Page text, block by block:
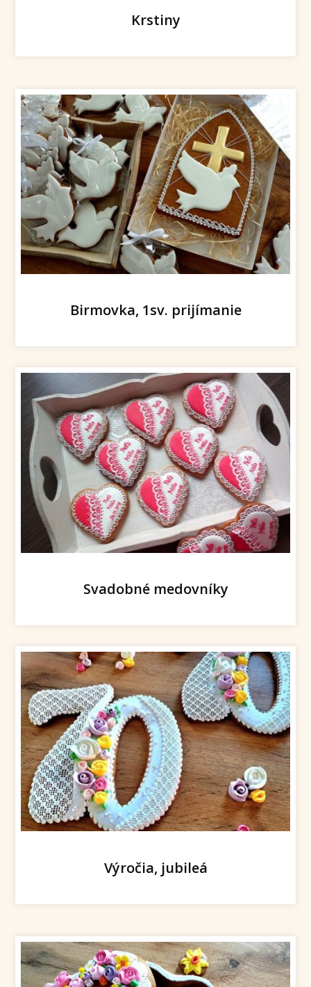
Krstiny
Birmovka, 1sv. prijímanie
Svadobné medovníky
Výročia, jubileá